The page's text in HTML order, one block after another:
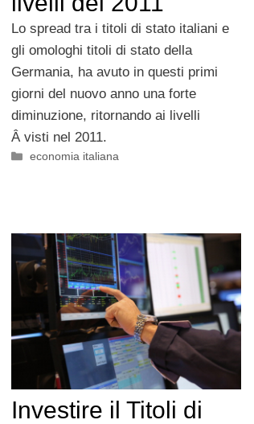
Lo spread tra i titoli di stato italiani e
gli omologhi titoli di stato della
Germania, ha avuto in questi primi
giorni del nuovo anno una forte
diminuzione, ritornando ai livelli
Â visti nel 2011.
Categorie
economia italiana
Investire il Titoli di